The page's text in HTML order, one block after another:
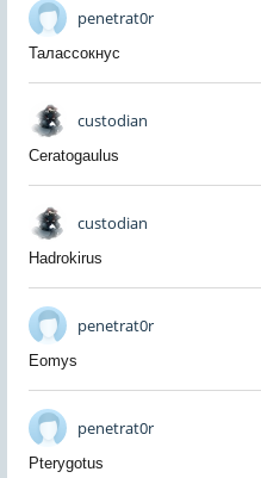
penetrat0r
Талассокнус
custodian
Ceratogaulus
custodian
Hadrokirus
penetrat0r
Eomys
penetrat0r
Pterygotus